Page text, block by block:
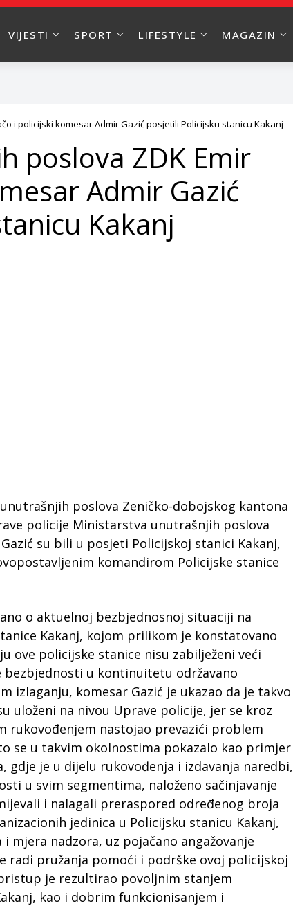
VIJESTI SPORT LIFESTYLE MAGAZIN
i policijski komesar Admir Gazić posjetili Policijsku stanicu Kakanj
poslova ZDK Emir
Admir Gazić
Kakanj
poslova Zeničko-dobojskog kantona
policije Ministarstva unutrašnjih poslova
su bili u posjeti Policijskoj stanici Kakanj,
komandirom Policijske stanice
o aktuelnoj bezbjednosnoj situaciji na
Kakanj, kojom prilikom je konstatovano
ove policijske stanice nisu zabilježeni veći
u kontinuitetu održavano
izlaganju, komesar Gazić je ukazao da je takvo
uloženi na nivou Uprave policije, jer se kroz
rukovođenjem nastojao prevazići problem
se u takvim okolnostima pokazalo kao primjer
je u dijelu rukovođenja i izdavanja naredbi,
u svim segmentima, naloženo sačinjavanje
i nalagali preraspored određenog broja
jedinica u Policijsku stanicu Kakanj,
nadzora, uz pojačano angažovanje
radi pružanja pomoći i podrške ovoj policijskoj
je rezultirao povoljnim stanjem
kao i dobrim funkcionisanjem i